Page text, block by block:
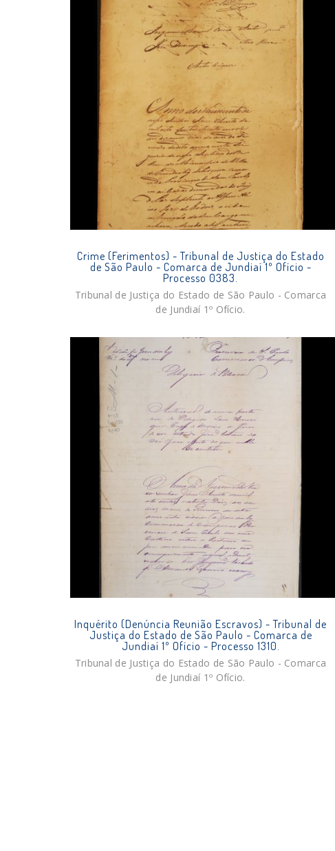
Crime (Ferimentos) - Tribunal de Justiça do Estado
de São Paulo - Comarca de Jundiaí 1º Ofício -
Processo 0383.
Tribunal de Justiça do Estado de São Paulo - Comarca
de Jundiaí 1º Ofício.
Inquérito (Denúncia Reunião Escravos) - Tribunal de
Justiça do Estado de São Paulo - Comarca de
Jundiaí 1º Ofício - Processo 1310.
Tribunal de Justiça do Estado de São Paulo - Comarca
de Jundiaí 1º Ofício.